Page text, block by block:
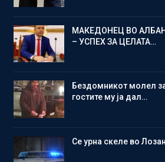
МАКЕДОНЕЦ ВО
– УСПЕХ ЗА ЦЕЛАТА…
Бездомникот молел
гостите му ја дал…
Се урна скеле во